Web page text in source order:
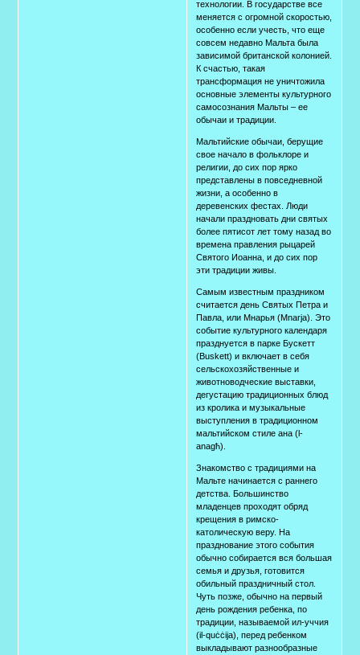
технологии. В государстве все
меняется с огромной скоростью,
особенно если учесть, что еще
совсем недавно Мальта была
зависимой британской колонией.
К счастью, такая
трансформация не уничтожила
основные элементы культурного
самосознания Мальты – ее
обычаи и традиции.
Мальтийские обычаи, берущие
свое начало в фольклоре и
религии, до сих пор ярко
представлены в повседневной
жизни, а особенно в
деревенских фестах. Люди
начали праздновать дни святых
более пятисот лет тому назад во
времена правления рыцарей
Святого Иоанна, и до сих пор
эти традиции живы.
Самым известным праздником
считается день Святых Петра и
Павла, или Мнарья (Мnarja). Это
событие культурного календаря
празднуется в парке Бускетт
(Buskett) и включает в себя
сельскохозяйственные и
животноводческие выставки,
дегустацию традиционных блюд
из кролика и музыкальные
выступления в традиционном
мальтийском стиле ана (l-
anagħ).
Знакомство с традициями на
Мальте начинается с раннего
детства. Большинство
младенцев проходят обряд
крещения в римско-
католическую веру. На
празднование этого события
обычно собирается вся большая
семья и друзья, готовится
обильный праздничный стол.
Чуть позже, обычно на первый
день рождения ребенка, по
традиции, называемой ил-уччия
(il-quċċija), перед ребенком
выкладывают разнообразные